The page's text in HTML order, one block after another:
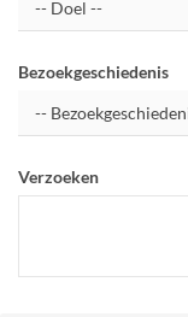
Bezoekgeschiedenis
Verzoeken